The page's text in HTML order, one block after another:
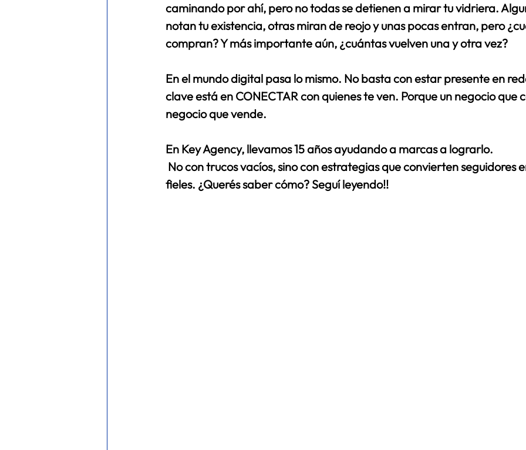
caminando por ahí, pero no todas se detienen a mirar tu vidriera.
notan tu existencia, otras miran de reojo y unas pocas entran, pero
compran? Y más importante aún, ¿cuántas vuelven una y otra vez?
En el mundo digital pasa lo mismo. No basta con estar presente en
clave está en CONECTAR con quienes te ven. Porque un negocio que
negocio que vende.
En Key Agency, llevamos 15 años ayudando a marcas a lograrlo.
No con trucos vacíos, sino con estrategias que convierten seguidores
fieles. ¿Querés saber cómo? Seguí leyendo!!